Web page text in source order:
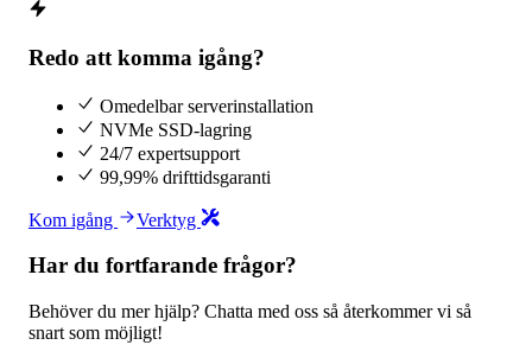
Redo att komma igång?
Omedelbar serverinstallation
NVMe SSD-lagring
24/7 expertsupport
99,99% drifttidsgaranti
Kom igång Verktyg
Har du fortfarande frågor?
Behöver du mer hjälp? Chatta med oss så återkommer vi så
snart som möjligt!